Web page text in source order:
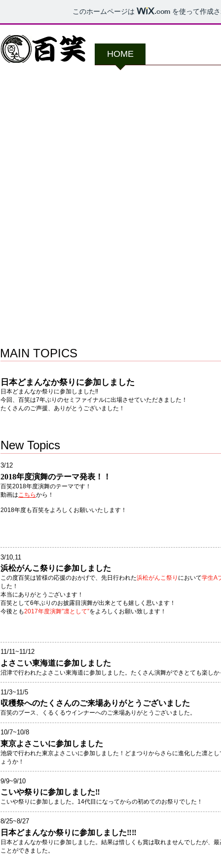
このホームページは .com を使って作成
HOME
3/12
2018年度演舞のテーマ発表！！
百笑2018年度演舞のテーマです！
動画は こちらから！
2018年度も百笑をよろしくお願いいたします！
3/10,11
浜松がんこ祭りに参加しました
この度百笑は皆様の応援のおかげで、先日行われた浜松がんこ祭り において学生A
した！
本当にありがとうございます！
百笑として6年ぶりのお披露目演舞が出来とても嬉しく思います！
今後とも2017年度演舞”凛として”をよろしくお願い致します！
11/11~11/12
よさこい東海道に参加しました
沼津で行われたよさこい東海道に参加しました。たくさん演舞ができとても楽し
11/3~11/5
収穫祭へのたくさんのご来場ありがとうございました
百笑のブース、くるくるウインナーへのご来場ありがとうございました。
10/7~10/8
東京よさこいに参加しました
池袋で行われた東京よさこいに参加しました！どまつりからさらに進化した凛と
ょうか！
9/9~9/10
こいや祭りに参加しました‼
こいや祭りに参加しました。14代目になってからの初めてのお祭りでした！
8/25~8/27
日本どまんなか祭りに参加しました‼‼
日本どまんなか祭りに参加しました。結果は惜しくも賞は取れませんでしたが、
ことができました。
New Topics
日本どまんなか祭りに参加しました
日本どまんなか祭りに参加しました‼
今回、百笑は7年ぶりのセミファイナルに出場させていただきました！
たくさんのご声援、ありがとうございました！
MAIN TOPICS